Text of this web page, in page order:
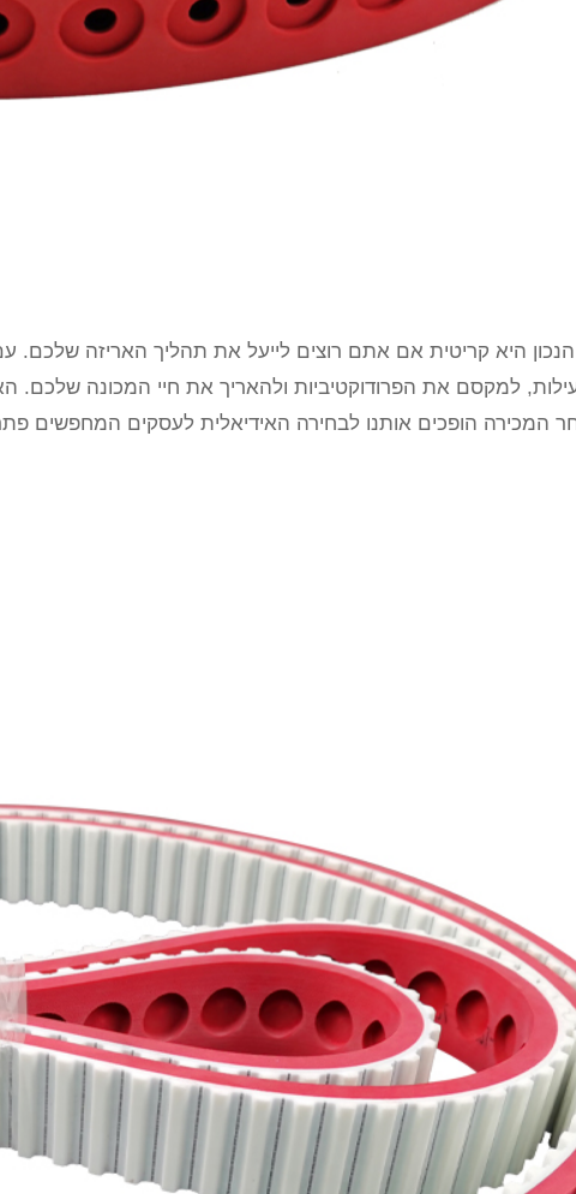
היא קריטית אם אתם רוצים לייעל את תהליך האריזה שלכם. עם
למקסם את הפרודוקטיביות ולהאריך את חיי המכונה שלכם.
המכירה הופכים אותנו לבחירה האידיאלית לעסקים המחפשים